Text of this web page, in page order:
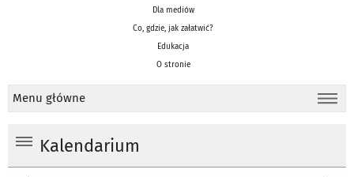
Dla mediów
Co, gdzie, jak załatwić?
Edukacja
O stronie
Menu główne
Kalendarium